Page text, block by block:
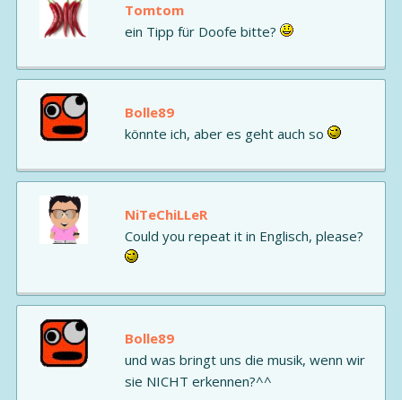
Tomtom
ein Tipp für Doofe bitte?
Bolle89
könnte ich, aber es geht auch so
NiTeChiLLeR
Could you repeat it in Englisch, please?
Bolle89
und was bringt uns die musik, wenn wir
sie NICHT erkennen?^^